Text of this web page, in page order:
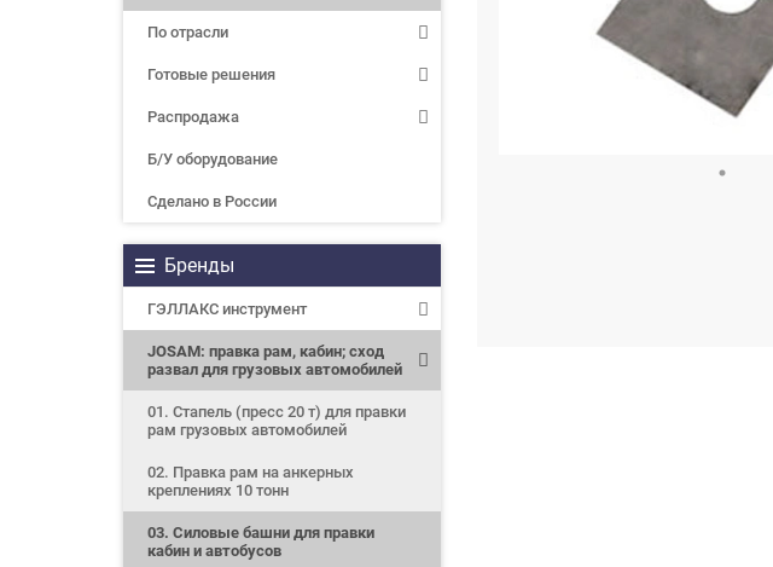
По отрасли
Готовые решения
Распродажа
Б/У оборудование
Сделано в России
Бренды
ГЭЛЛАКС инструмент
JOSAM: правка рам, кабин; сход
развал для грузовых автомобилей
01. Стапель (пресс 20 т) для правки
рам грузовых автомобилей
02. Правка рам на анкерных
креплениях 10 тонн
03. Силовые башни для правки
кабин и автобусов